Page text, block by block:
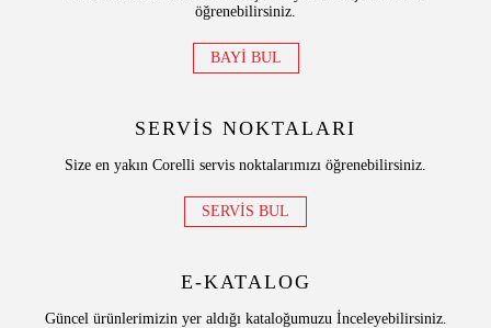
öğrenebilirsiniz.
BAYİ BUL
SERVİS NOKTALARI
Size en yakın Corelli servis noktalarımızı öğrenebilirsiniz.
SERVİS BUL
E-KATALOG
Güncel ürünlerimizin yer aldığı kataloğumuzu İnceleyebilirsiniz.